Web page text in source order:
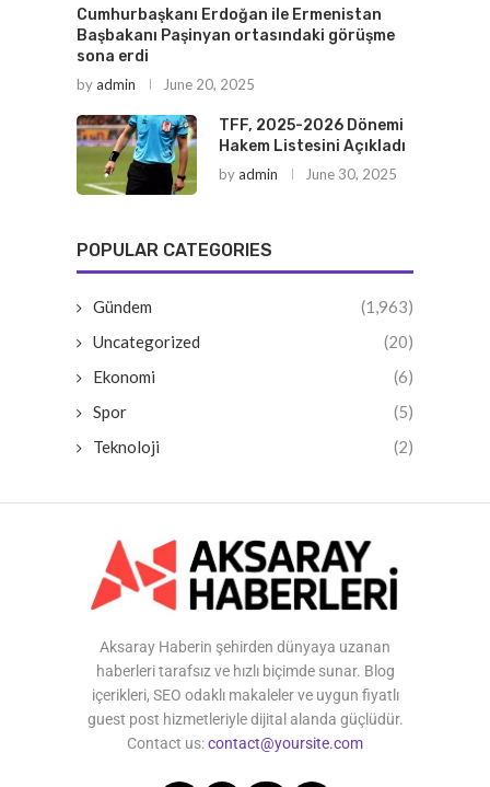
Cumhurbaşkanı Erdoğan ile Ermenistan
Başbakanı Paşinyan ortasındaki görüşme
sona erdi
byadmin June 20, 2025
TFF, 2025-2026 Dönemi
Hakem Listesini Açıkladı
byadmin June 30, 2025
POPULAR CATEGORIES
Gündem
(1,963)
Uncategorized
(20)
Ekonomi
(6)
Spor
(5)
Teknoloji
(2)
Aksaray Haberin şehirden dünyaya uzanan
haberleri tarafsız ve hızlı biçimde sunar. Blog
içerikleri, SEO odaklı makaleler ve uygun fiyatlı
guest post hizmetleriyle dijital alanda güçlüdür.
Contact us:contact@yoursite.com